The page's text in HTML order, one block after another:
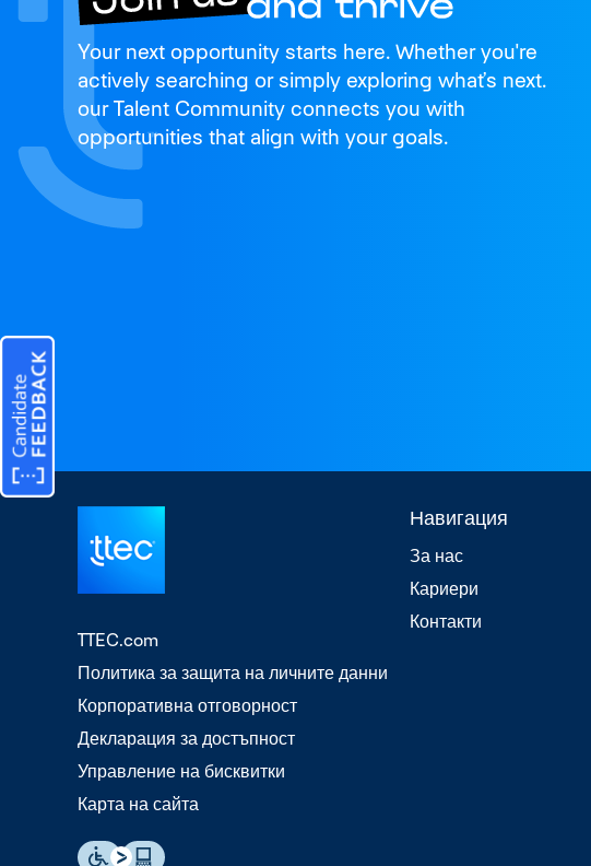
Join us
and thrive
Your next opportunity starts here. Whether you're
actively searching or simply exploring what’s next.
our Talent Community connects you with
opportunities that align with your goals.
TTEC.com
Политика за защита на личните данни
Корпоративна отговорност
Декларация за достъпност
Управление на бисквитки
Карта на сайта
Навигация
За нас
Кариери
Контакти